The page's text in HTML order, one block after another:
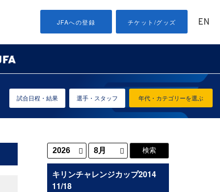
JFAへの登録 チケット/グッズ EN
年代・カテゴリーを選ぶ
試合日程・結果 選手・スタッフ
キリンチャレンジカップ2014
11/18